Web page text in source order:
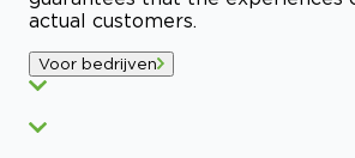
actual customers.
Voor bedrijven